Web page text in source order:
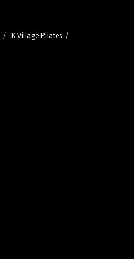
K Village Pilates